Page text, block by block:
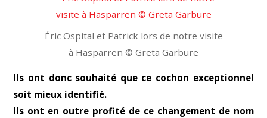
Éric Ospital et Patrick lors de notre visite
à Hasparren © Greta Garbure
Ils ont donc souhaité que ce cochon exceptionnel
soit mieux identifié.
Ils ont en outre profité de ce changement de nom